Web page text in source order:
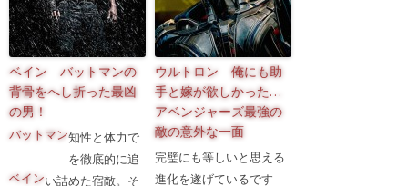
ベイン バットマンの
背骨をへし折った最凶
の男！
知性と体力で
バットマン
を徹底的に追
い詰めた宿敵
ベイン
。そ
ウルトロン 俺にも助
手と嫁が欲しかった…
アベンジャーズ最強の
敵の意外な一面
完璧にも等しいと思える
進化を遂げているです